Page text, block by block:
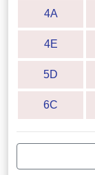
4A
4E
5D
6C